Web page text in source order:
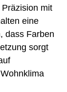
mit
eine
dass Farben
sorgt